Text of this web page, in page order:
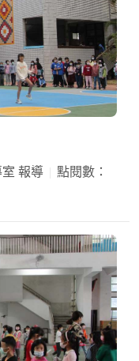
報導
點閱數：